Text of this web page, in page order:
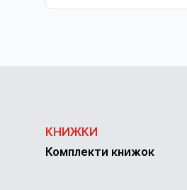
КНИЖКИ
Комплекти книжок